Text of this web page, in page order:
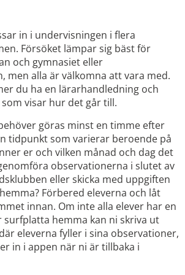
in i undervisningen i flera
Försöket lämpar sig bäst för
och gymnasiet eller
men alla är välkomna att vara med.
du ha en lärarhandledning och
visar hur det går till.
göras minst en timme efter
tidpunkt som varierar beroende på
er och vilken månad och dag det
observationerna i slutet av
eller skicka med uppgiften
Förbered eleverna och låt
innan. Om inte alla elever har en
hemma kan ni skriva ut
eleverna fyller i sina observationer,
in i appen när ni är tillbaka i